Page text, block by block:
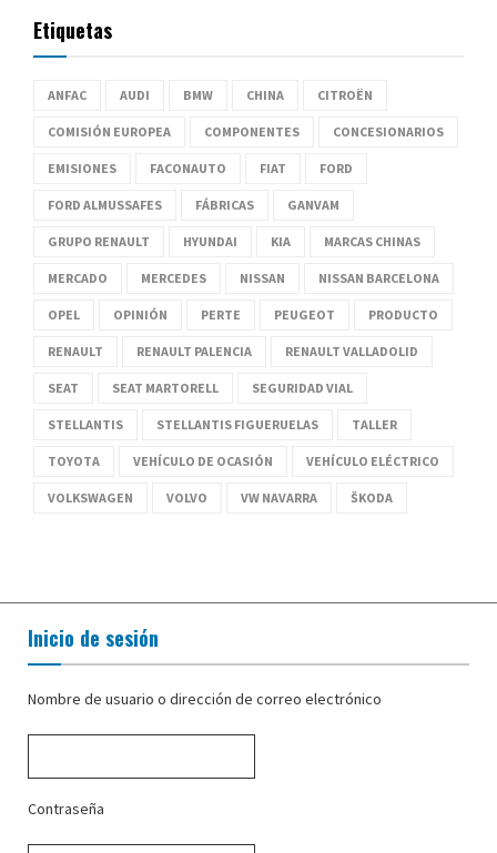
Etiquetas
ANFAC AUDI BMW CHINA CITROËN
COMISIÓN EUROPEA COMPONENTES CONCESIONARIOS
EMISIONES FACONAUTO FIAT FORD
FORD ALMUSSAFES FÁBRICAS GANVAM
GRUPO RENAULT HYUNDAI KIA MARCAS CHINAS
MERCADO MERCEDES NISSAN NISSAN BARCELONA
OPEL OPINIÓN PERTE PEUGEOT PRODUCTO
RENAULT RENAULT PALENCIA RENAULT VALLADOLID
SEAT SEAT MARTORELL SEGURIDAD VIAL
STELLANTIS STELLANTIS FIGUERUELAS TALLER
TOYOTA VEHÍCULO DE OCASIÓN VEHÍCULO ELÉCTRICO
VOLKSWAGEN VOLVO VW NAVARRA ŠKODA
Inicio de sesión
Nombre de usuario o dirección de correo electrónico
Contraseña